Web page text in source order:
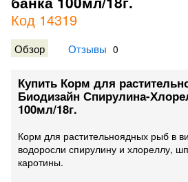
Код 14319
Обзор Отзывы 0
Купить Корм для
Биодизайн Спирулина-
100мл/18г.
Корм для растительноядных рыб в
водоросли спирулину и хлореллу,
каротины.